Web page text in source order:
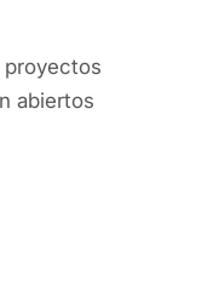
abiertos